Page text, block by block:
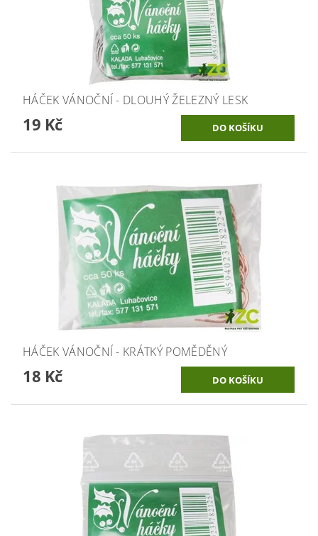
HÁČEK VÁNOČNÍ - DLOUHÝ ŽELEZNÝ LESK
19 Kč
HÁČEK VÁNOČNÍ - KRÁTKÝ POMĚDĚNÝ
18 Kč